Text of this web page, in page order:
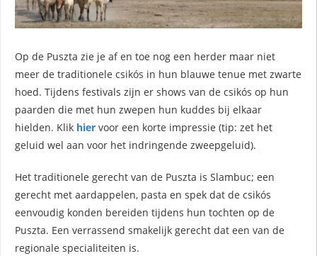
Op de Puszta zie je af en toe nog een herder maar niet
meer de traditionele csikós in hun blauwe tenue met zwarte
hoed. Tijdens festivals zijn er shows van de csikós op hun
paarden die met hun zwepen hun kuddes bij elkaar
hielden. Klik hier voor een korte impressie (tip: zet het
geluid wel aan voor het indringende zweepgeluid).
Het traditionele gerecht van de Puszta is Slambuc; een
gerecht met aardappelen, pasta en spek dat de csikós
eenvoudig konden bereiden tijdens hun tochten op de
Puszta. Een verrassend smakelijk gerecht dat een van de
regionale specialiteiten is.